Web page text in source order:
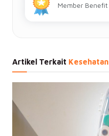
Member Benefit
Artikel Terkait Kesehatan